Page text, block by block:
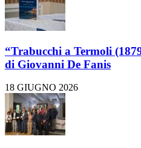
“Trabucchi a Termoli
di Giovanni De Fanis
18 GIUGNO 2026